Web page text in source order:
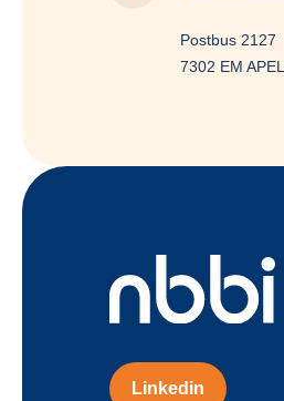
Postbus 2127
7302 EM
Linkedin